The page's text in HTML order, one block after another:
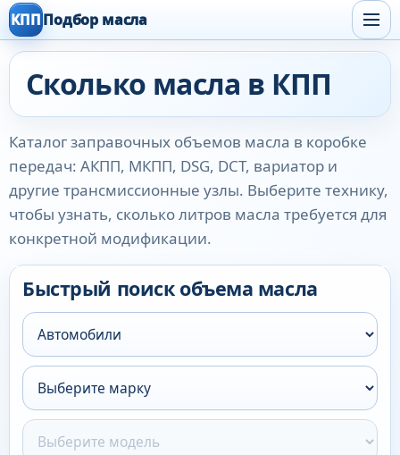
КПППодбор масла
Сколько масла в КПП
Каталог заправочных объемов масла в коробке
передач: АКПП, МКПП, DSG, DCT, вариатор и
другие трансмиссионные узлы. Выберите технику,
чтобы узнать, сколько литров масла требуется для
конкретной модификации.
Быстрый поиск объема масла